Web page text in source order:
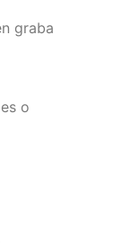
graba
o